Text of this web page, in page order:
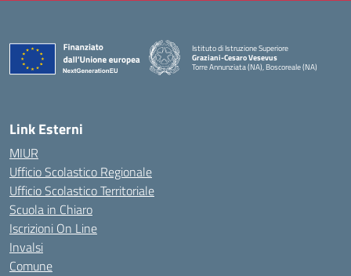
Istituto di Istruzione Superiore
Graziani-Cesaro Vesevus
Torre Annunziata (NA), Boscoreale (NA)
Link Esterni
MIUR
Ufficio Scolastico Regionale
Ufficio Scolastico Territoriale
Scuola in Chiaro
Iscrizioni On Line
Invalsi
Comune